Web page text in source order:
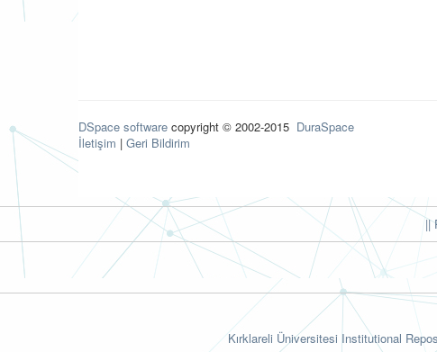
DSpace software copyright © 2002-2015 DuraSpace
İletişim | Geri Bildirim
||
Kırklareli Üniversitesi Institutional